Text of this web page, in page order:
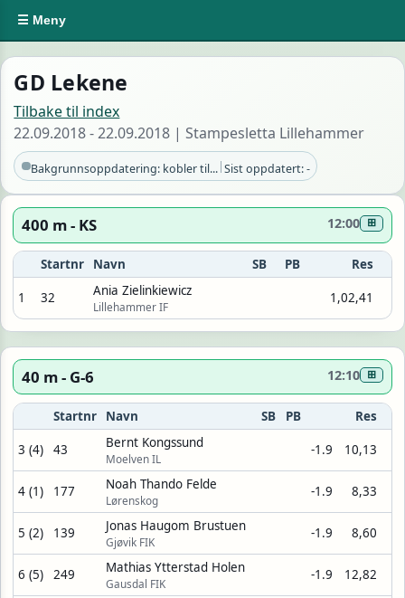
☰ Meny
GD Lekene
Tilbake til index
22.09.2018 - 22.09.2018 | Stampesletta Lillehammer
Bakgrunnsoppdatering: kobler til...|Sist oppdatert: -
400 m - KS 12:00 ⊞
Startnr Navn SB PB Res
1 32 Ania Zielinkiewicz
Lillehammer IF
1,02,41
40 m - G-6 12:10 ⊞
Startnr Navn SB PB Res
3 (4) 43 Bernt Kongssund
Moelven IL
-1.9 10,13
4 (1) 177 Noah Thando Felde
Lørenskog
-1.9 8,33
5 (2) 139 Jonas Haugom Brustuen
Gjøvik FIK
-1.9 8,60
6 (5) 249 Mathias Ytterstad Holen
Gausdal FIK
-1.9 12,82